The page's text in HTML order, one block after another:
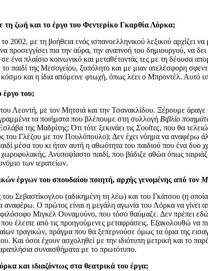
ζωή και το έργο του Φεντερίκο Γκαρθία Λόρκα;
2002, με τη βοήθεια ενός ισπανοελληνικού λεξικού αρχίζει
προσεγγίσει πια την αύρα, την αναπνοή του δημιουργού, να
σε ένα πλαίσιο κοινωνικό και μεταθέτοντάς τες με τη δέουσα
παιδί της Μεσογείου, ξυπόλητο και με μιαν ατελέσφορη
και η ίδια απόμεινε φτωχή, όπως λέει ο Μπροντέλ. Αυτό
έργο του;
Λεοντή, με τον Μητσιά και την Τσανακλίδου. Ξέρουμε άραγε
τα ποιήματα που βλέπουμε στη συλλογή Βιβλίο
της Μαδρίτης; Ότι τότε ξεκινάει τις Σουίτες, που θα
του Γλέζου με τον Πουλόπουλο); Δεν έχει νόημα να αναφέρω
μέσα του κι ήταν αυτή η αθωότητα του παιδιού που ένα δυο
Ανυποψίαστο παιδί, που βάδιζε αθώα όπως
των ιερατείων.
έργων του σπουδαίου ποιητή, αρχής γενομένης από τον
Σεβαστίκογλου (αδικημένη τη λέω) και του Γκάτσου (η
Ο πρώτος είναι η μεγάλη αγωνία του Λόρκα να γίνει
Μιγκέλ Ουναμούνο, που τόσο θαύμαζε. Δεν πρέπει
έλειπε από τις προηγούμενες μεταφράσεις. Εξακολουθώ να
τραγικών, πράγμα που θα ξεπερνούσε όμως τα όρια της
Και όσοι έχουν ασχοληθεί με την ιδιότυπη μετρική και το
συναισθήματα με το πρωτότυπο.
και ιδιαζόντως στα θεατρικά του έργα;